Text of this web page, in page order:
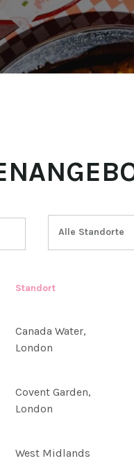
Alle Standorte
Standort
Canada Water,
London
Covent Garden,
London
West Midlands